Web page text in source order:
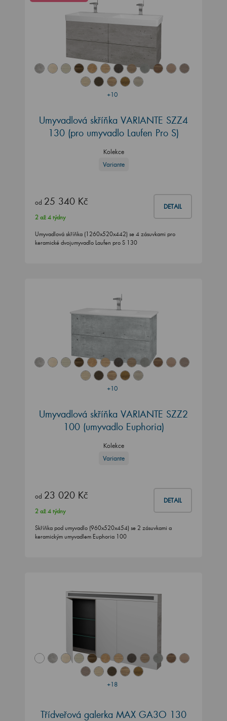
+10
Umyvadlová skříňka VARIANTE SZZ4
130 (pro umyvadlo Laufen Pro S)
Kolekce
Variante
od 25 340 Kč DETAIL
2 až 4 týdny
Umyvadlová skříňka (1260x520x442) se 4 zásuvkami pro
keramické dvojumyvadlo Laufen pro S 130
+10
Umyvadlová skříňka VARIANTE SZZ2
100 (umyvadlo Euphoria)
Kolekce
Variante
od 23 020 Kč DETAIL
2 až 4 týdny
Skříňka pod umyvadlo (960x520x454) se 2 zásuvkami a
keramickým umyvadlem Euphoria 100
+18
Třídveřová galerka MAX GA3O 130